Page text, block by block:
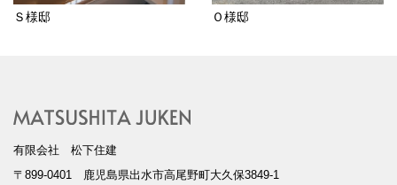
Ｓ様邸 Ｏ様邸
有限会社 松下住建
〒899-0401 鹿児島県出水市高尾野町大久保3849-1